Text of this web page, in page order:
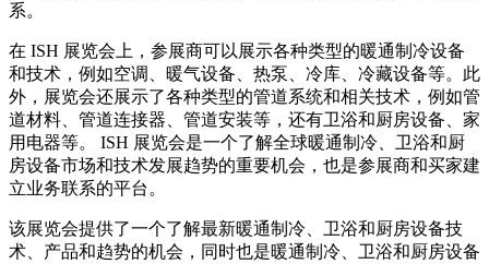
系。
在 ISH 展览会上，参展商可以展示各种类型的暖通制冷设备
和技术，例如空调、暖气设备、热泵、冷库、冷藏设备等。 此
外，展览会还展示了各种类型的管道系统和相关技术，例如管
道材料、管道连接器、管道安装等，还有卫浴和厨房设备、家
用电器等。 ISH 展览会是一个了解全球暖通制冷、卫浴和厨
房设备市场和技术发展趋势的重要机会，也是参展商和买家建
立业务联系的平台。
该展览会提供了一个了解最新暖通制冷、卫浴和厨房设备技
术、产品和趋势的机会，同时也是暖通制冷、卫浴和厨房设备